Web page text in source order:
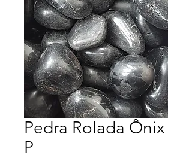
Pedra Rolada Ônix
P